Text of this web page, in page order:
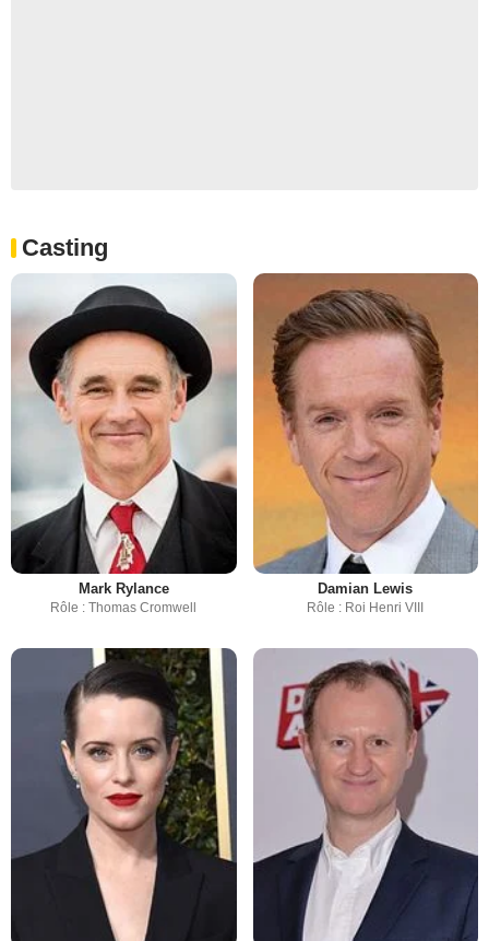
Casting
Mark Rylance
Rôle : Thomas Cromwell
Damian Lewis
Rôle : Roi Henri VIII